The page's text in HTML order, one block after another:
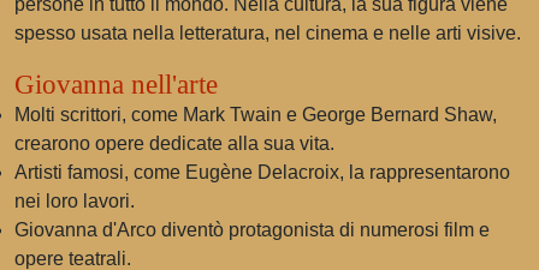
persone in tutto il mondo. Nella cultura, la sua figura viene
spesso usata nella letteratura, nel cinema e nelle arti visive.
Giovanna nell'arte
Molti scrittori, come Mark Twain e George Bernard Shaw,
crearono opere dedicate alla sua vita.
Artisti famosi, come Eugène Delacroix, la rappresentarono
nei loro lavori.
Giovanna d'Arco diventò protagonista di numerosi film e
opere teatrali.